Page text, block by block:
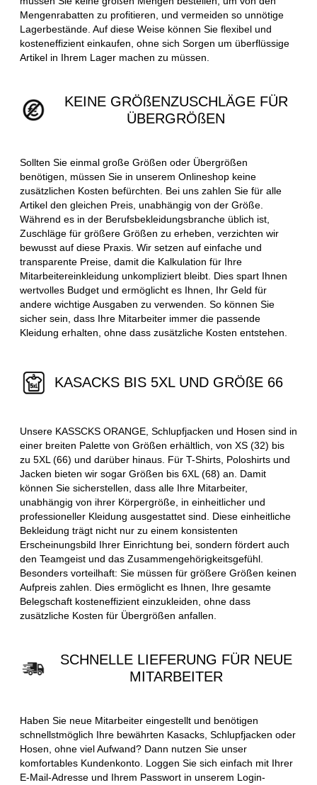
Mengenrabatten zu profitieren, und vermeiden so unnötige
Lagerbestände. Auf diese Weise können Sie flexibel und
kosteneffizient einkaufen, ohne sich Sorgen um überflüssige
Artikel in Ihrem Lager machen zu müssen.
KEINE GRÖßENZUSCHLÄGE FÜR
ÜBERGRÖßEN
Sollten Sie einmal große Größen oder Übergrößen
benötigen, müssen Sie in unserem Onlineshop keine
zusätzlichen Kosten befürchten. Bei uns zahlen Sie für alle
Artikel den gleichen Preis, unabhängig von der Größe.
Während es in der Berufsbekleidungsbranche üblich ist,
Zuschläge für größere Größen zu erheben, verzichten wir
bewusst auf diese Praxis. Wir setzen auf einfache und
transparente Preise, damit die Kalkulation für Ihre
Mitarbeitereinkleidung unkompliziert bleibt. Dies spart Ihnen
wertvolles Budget und ermöglicht es Ihnen, Ihr Geld für
andere wichtige Ausgaben zu verwenden. So können Sie
sicher sein, dass Ihre Mitarbeiter immer die passende
Kleidung erhalten, ohne dass zusätzliche Kosten entstehen.
KASACKS BIS 5XL UND GRÖßE 66
Unsere KASSCKS ORANGE, Schlupfjacken und Hosen sind in
einer breiten Palette von Größen erhältlich, von XS (32) bis
zu 5XL (66) und darüber hinaus. Für T-Shirts, Poloshirts und
Jacken bieten wir sogar Größen bis 6XL (68) an. Damit
können Sie sicherstellen, dass alle Ihre Mitarbeiter,
unabhängig von ihrer Körpergröße, in einheitlicher und
professioneller Kleidung ausgestattet sind. Diese einheitliche
Bekleidung trägt nicht nur zu einem konsistenten
Erscheinungsbild Ihrer Einrichtung bei, sondern fördert auch
den Teamgeist und das Zusammengehörigkeitsgefühl.
Besonders vorteilhaft: Sie müssen für größere Größen keinen
Aufpreis zahlen. Dies ermöglicht es Ihnen, Ihre gesamte
Belegschaft kosteneffizient einzukleiden, ohne dass
zusätzliche Kosten für Übergrößen anfallen.
SCHNELLE LIEFERUNG FÜR NEUE
MITARBEITER
Haben Sie neue Mitarbeiter eingestellt und benötigen
schnellstmöglich Ihre bewährten Kasacks, Schlupfjacken oder
Hosen, ohne viel Aufwand? Dann nutzen Sie unser
komfortables Kundenkonto. Loggen Sie sich einfach mit Ihrer
E-Mail-Adresse und Ihrem Passwort in unserem Login-